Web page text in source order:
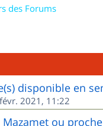
des Forums
disponible en
2021, 11:22
Mazamet ou proche